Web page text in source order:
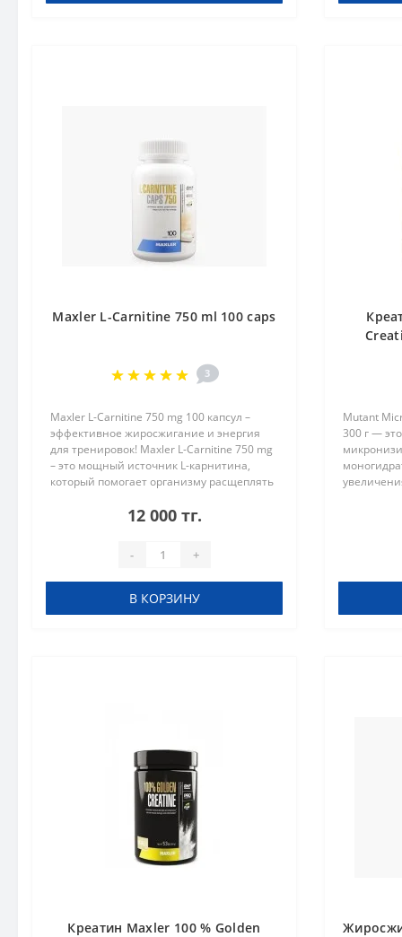
Maxler L-Carnitine 750 ml 100 caps
3
Maxler L-Carnitine 750 mg 100 капсул –
эффективное жиросжигание и энергия
для тренировок! Maxler L-Carnitine 750 mg
– это мощный источник L-карнитина,
который помогает организму расщеплять
продукт идеально подходи..
12 000 тг.
- +
В КОРЗИНУ
Mutant
300 г —
форма
Креатин Maxler 100 % Golden